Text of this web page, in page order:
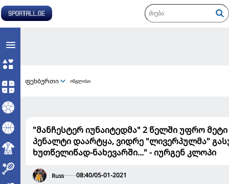
ფეხბურთი ინგლისი
"მანჩესტერ იუნაიტედმა" 2 წელში უფრო მეტი
პენალტი დაარტყა, ვიდრე "ლივერპულმა"
ხუთწელიწად-ნახევარში..." - იურგენ კლოპი
Russ 08:40/05-01-2021